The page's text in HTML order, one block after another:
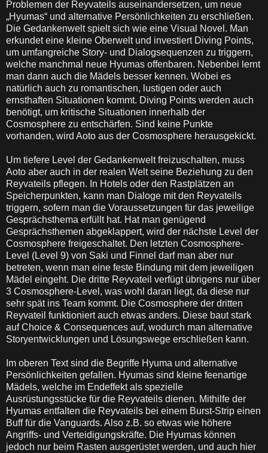
Problemen der Reyvateils auseinandersetzen, um neue
„Hyumas“ und alternative Persönlichkeiten zu erschließen.
Die Gedankenwelt spielt sich wie eine Visual Novel. Man
erkundet eine kleine Oberwelt und investiert Diving Points,
um umfangreiche Story- und Dialogsequenzen zu triggern,
welche manchmal neue Hyumas offenbaren. Nebenbei lernt
man dann auch die Mädels besser kennen. Wobei es
natürlich auch zu romantischen, lustigen oder auch
ernsthaften Situationen kommt. Diving Points werden auch
benötigt, um kritische Situationen innerhalb der
Cosmosphere zu entschärfen. Sind keine Punkte
vorhanden, wird Aoto aus der Cosmosphere herausgekickt.
Um tiefere Level der Gedankenwelt freizuschalten, muss
Aoto aber auch in der realen Welt seine Beziehung zu den
Reyvateils pflegen. In Hotels oder den Rastplätzen an
Speicherpunkten, kann man Dialoge mit den Reyvateils
triggern, sofern man die Voraussetzungen für das jeweilige
Gesprächsthema erfüllt hat. Hat man genügend
Gesprächsthemen abgeklappert, wird der nächste Level der
Cosmosphere freigeschaltet. Den letzten Cosmosphere-
Level (Level 9) von Saki und Finnel darf man aber nur
betreten, wenn man eine feste Bindung mit dem jeweiligen
Mädel eingeht. Die dritte Reyvateil verfügt übrigens nur über
3 Cosmosphere-Level, was wohl daran liegt, da diese nur
sehr spät ins Team kommt. Die Cosmosphere der dritten
Reyvateil funktioniert auch etwas anders. Diese baut stark
auf Choice & Consequences auf, wodurch man alternative
Storyentwicklungen und Lösungswege erschließen kann.
Im oberen Text sind die Begriffe Hyuma und alternative
Persönlichkeiten gefallen. Hyumas sind kleine feenartige
Mädels, welche im Endeffekt als spezielle
Ausrüstungsstücke für die Reyvateils dienen. Mithilfe der
Hyumas entfalten die Reyvateils bei einem Burst-Strip einen
Buff für die Vanguards. Also z.B. so etwas wie höhere
Angriffs- und Verteidigungskräfte. Die Hyumas können
jedoch nur beim Rasten ausgerüstet werden, und auch hier